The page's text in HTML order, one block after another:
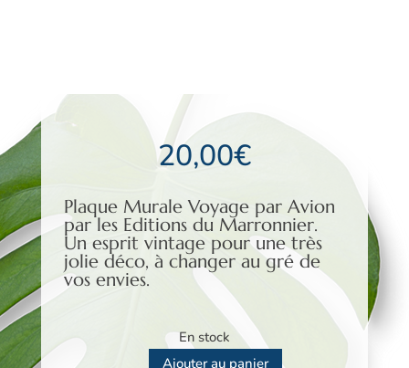
20,00€
Plaque Murale Voyage par Avion
par les Editions du Marronnier.
Un esprit vintage pour une très
jolie déco, à changer au gré de
vos envies.
En stock
Ajouter au panier